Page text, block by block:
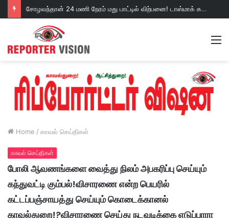
சோழவந்தான் 24 மணி நேரம் மது பாட்டில் விற்பனை! டாஸ்மாக் கடையை அகற்றக்கோரி பெண்கள் முற்றுகை போராட்டம்!https://youtu.be/y9p916tqOMs?si=p7N7Qbivb3WsTj2W
Home / காவல் செய்திகள்
காவல் செய்திகள்
போலி ஆவணங்களை வைத்து நிலம் அபகரிப்பு செய்யும்
கந்துவட்டி கும்பல்!விசாரணை என்ற பெயரில்
கட்டப்பஞ்சாயத்து செய்யும் கொடைக்கானல்
காவல்துறை!?விசாரணை செய்து நடவடிக்கை எடுப்பாரா